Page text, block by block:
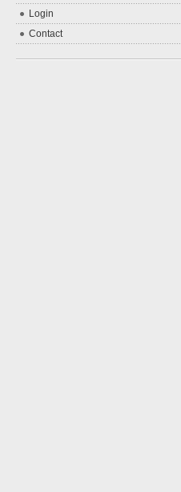
Login
Contact